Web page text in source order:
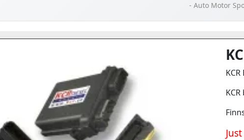
- Auto Motor
KCR